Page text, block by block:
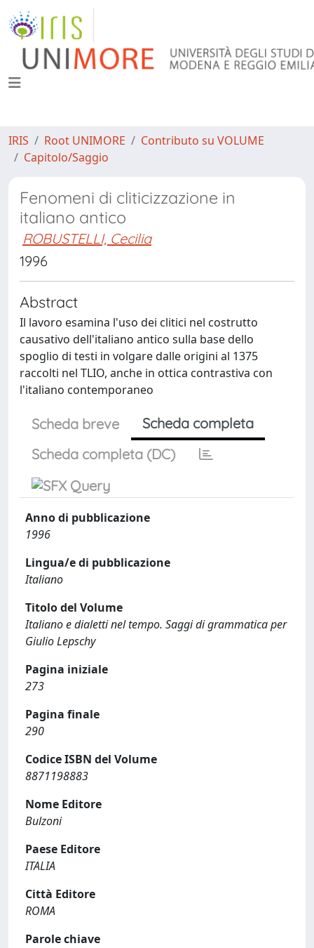
IRIS Root UNIMORE
Contributo su VOLUME
Capitolo/Saggio
Fenomeni di cliticizzazione in
italiano antico
ROBUSTELLI, Cecilia
1996
Abstract
Il lavoro esamina l'uso dei clitici nel costrutto
causativo dell'italiano antico sulla base dello
spoglio di testi in volgare dalle origini al 1375
raccolti nel TLIO, anche in ottica contrastiva con
l'italiano contemporaneo
Scheda breve
Scheda completa
Scheda completa (DC)
Anno di pubblicazione
1996
Lingua/e di pubblicazione
Italiano
Titolo del Volume
Italiano e dialetti nel tempo. Saggi di grammatica per
Giulio Lepschy
Pagina iniziale
273
Pagina finale
290
Codice ISBN del Volume
8871198883
Nome Editore
Bulzoni
Paese Editore
ITALIA
Città Editore
ROMA
Parole chiave